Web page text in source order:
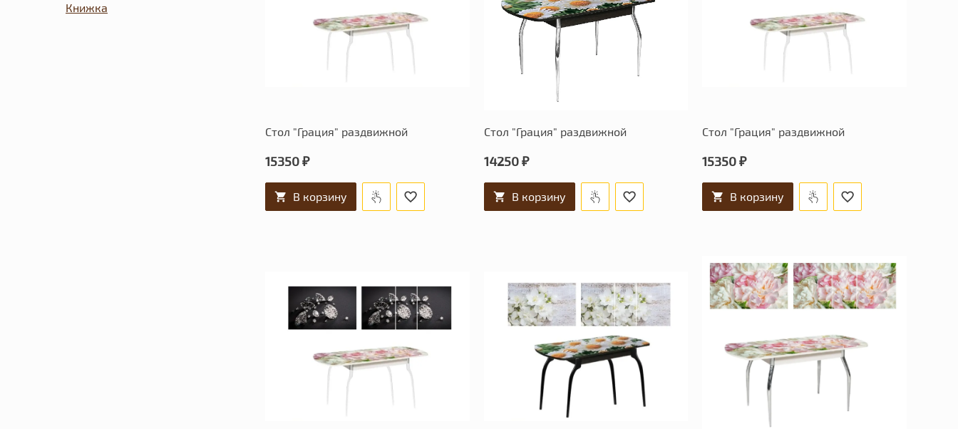
Книжка
Стол "Грация" раздвижной
15350 ₽
В корзину
Стол "Грация" раздвижной
14250 ₽
В корзину
Стол "Грация" раздвижной
15350 ₽
В корзину